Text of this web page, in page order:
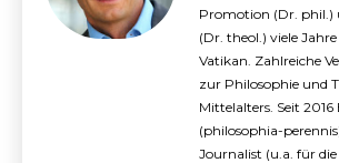
Promotion (Dr. phil.)
(Dr. theol.) viele
Vatikan. Zahlreiche
zur Philosophie und
Mittelalters. Seit 2016
(philosophia-
Journalist (u.a. für